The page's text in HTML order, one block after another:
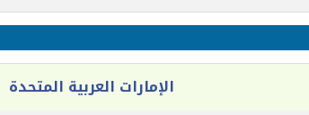
الإمارات العربية المتحدة